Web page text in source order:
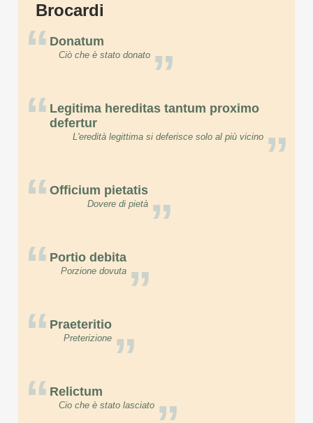
Brocardi
“ Donatum
”
Ciò che è stato donato
“ Legitima hereditas tantum proximo
defertur
”
L'eredità legittima si deferisce solo al più vicino
“ Officium pietatis
”
Dovere di pietà
“ Portio debita
”
Porzione dovuta
“ Praeteritio
”
Preterizione
“ Relictum
Cio che è stato lasciato